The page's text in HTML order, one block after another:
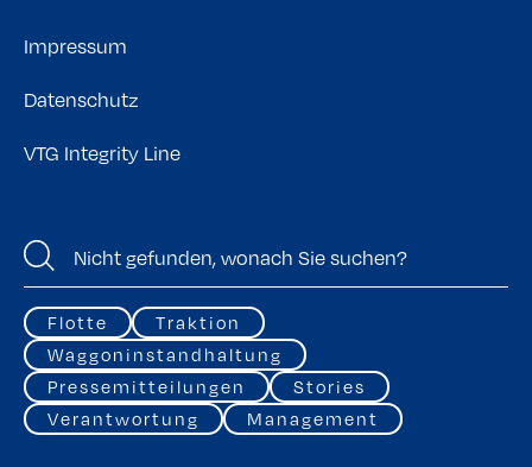
Impressum
Datenschutz
VTG Integrity Line
Flotte
Traktion
Waggoninstandhaltung
Pressemitteilungen
Stories
Verantwortung
Management